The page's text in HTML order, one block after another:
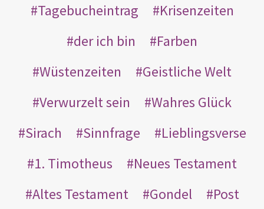
Tagebucheintrag
Krisenzeiten
der ich bin
Farben
Wüstenzeiten
Geistliche Welt
Verwurzelt sein
Wahres Glück
Sirach
Sinnfrage
Lieblingsverse
1. Timotheus
Neues Testament
Altes Testament
Gondel
Post